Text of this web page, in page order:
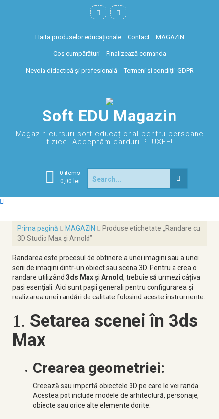
Harta produselor educaționale Contact MAGAZIN
Coș cumpărături Finalizează comanda
Nevoia didactică și profesională Termeni și condiții, GDPR
Soft EDU Magazin
Magazin cursuri soft educațional pentru persoane
fizice. Acceptăm carduri PLUXEE!
0 items
0,00 lei
Prima pagină MAGAZIN
Produse etichetate „Randare cu
3D Studio Max și Arnold”
Randarea este procesul de obtinere a unei imagini sau a unei
serii de imagini dintr-un obiect sau scena 3D. Pentru a crea o
randare utilizând 3ds Maxși Arnold, trebuie să urmezi câțiva
pași esențiali. Aici sunt pașii generali pentru configurarea și
realizarea unei randări de calitate folosind aceste instrumente:
1. Setarea scenei în 3ds
Max
Crearea geometriei:
Creează sau importă obiectele 3D pe care le vei randa.
Acestea pot include modele de arhitectură, personaje,
obiecte sau orice alte elemente dorite.